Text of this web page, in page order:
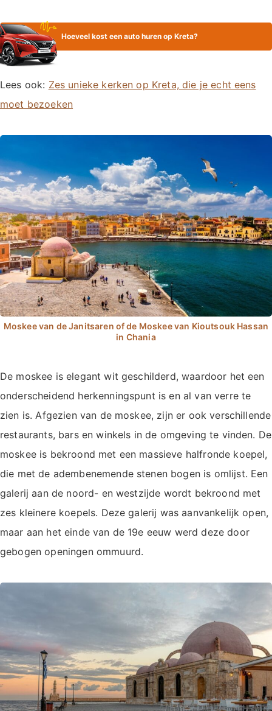
Hoeveel kost een auto huren op Kreta?
Lees ook: Zes unieke kerken op Kreta, die je echt eens
moet bezoeken
De moskee is elegant wit geschilderd, waardoor het een
onderscheidend herkenningspunt is en al van verre te
zien is. Afgezien van de moskee, zijn er ook verschillende
restaurants, bars en winkels in de omgeving te vinden. De
moskee is bekroond met een massieve halfronde koepel,
die met de adembenemende stenen bogen is omlijst. Een
galerij aan de noord- en westzijde wordt bekroond met
zes kleinere koepels. Deze galerij was aanvankelijk open,
maar aan het einde van de 19e eeuw werd deze door
gebogen openingen ommuurd.